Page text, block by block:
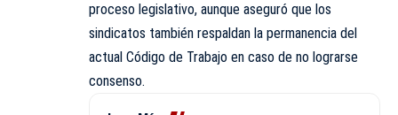
proceso legislativo, aunque aseguró que los
sindicatos también respaldan la permanencia del
actual Código de Trabajo en caso de no lograrse
consenso.